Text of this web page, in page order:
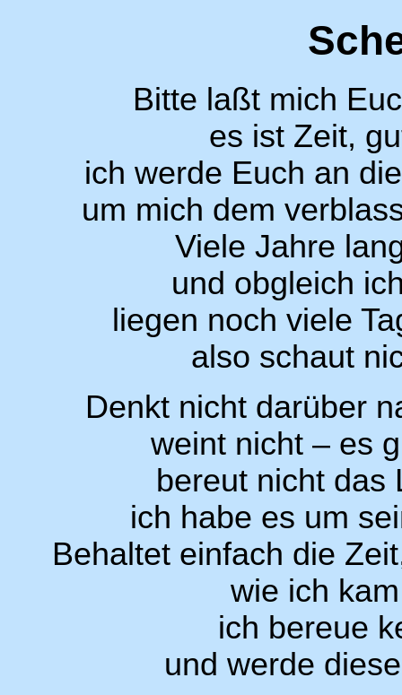
Bitte laßt mich
es ist Zeit,
ich werde Euch an
um mich dem
Viele Jahre
und obgleich
liegen noch viele
also schaut
Denkt nicht darüber
weint nicht – es
bereut nicht das
ich habe es um
Behaltet einfach die
wie ich
ich bereue
und werde